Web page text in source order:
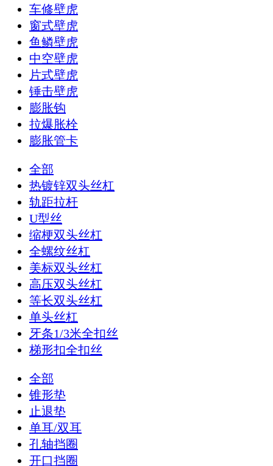
车修壁虎
窗式壁虎
鱼鳞壁虎
中空壁虎
片式壁虎
锤击壁虎
膨胀钩
拉爆胀栓
膨胀管卡
全部
热镀锌双头丝杠
轨距拉杆
U型丝
缩梗双头丝杠
全螺纹丝杠
美标双头丝杠
高压双头丝杠
等长双头丝杠
单头丝杠
牙条1/3米全扣丝
梯形扣全扣丝
全部
锥形垫
止退垫
单耳/双耳
孔轴挡圈
开口挡圈